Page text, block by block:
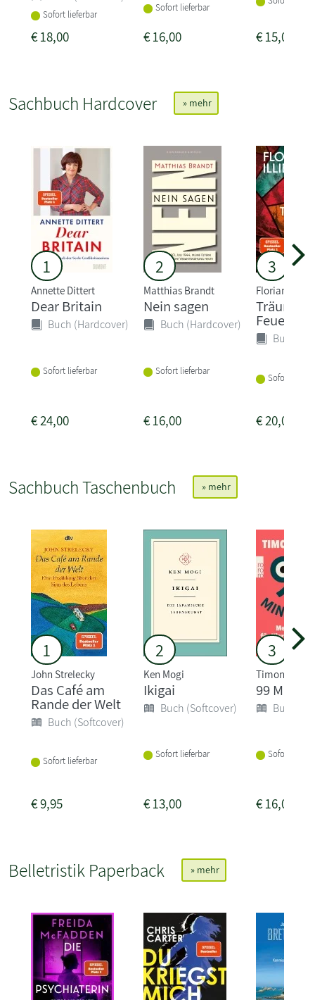
Sofort lieferbar
€18,00
Sofort lieferbar
€16,00 €15,00
Sachbuch Hardcover » mehr
1
Annette Dittert
Dear Britain
Buch (Hardcover)
Sofort lieferbar
€24,00
2
Matthias Brandt
Nein sagen
Buch (Hardcover)
Sofort lieferbar
€16,00
3
Florian Illies
Träume
Feuer
Buch
Sofort
€20,00
Sachbuch Taschenbuch » mehr
1
John Strelecky
Das Café am
Rande der Welt
Buch (Softcover)
Sofort lieferbar
€9,95
2
Ken Mogi
Ikigai
Buch (Softcover)
Sofort lieferbar
€13,00
3
Timon
99 Mind
Buch
Sofort
€16,00
Belletristik Paperback » mehr